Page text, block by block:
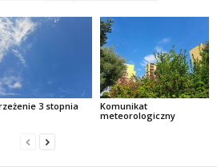
3 stopnia
Komunikat
meteorologiczny